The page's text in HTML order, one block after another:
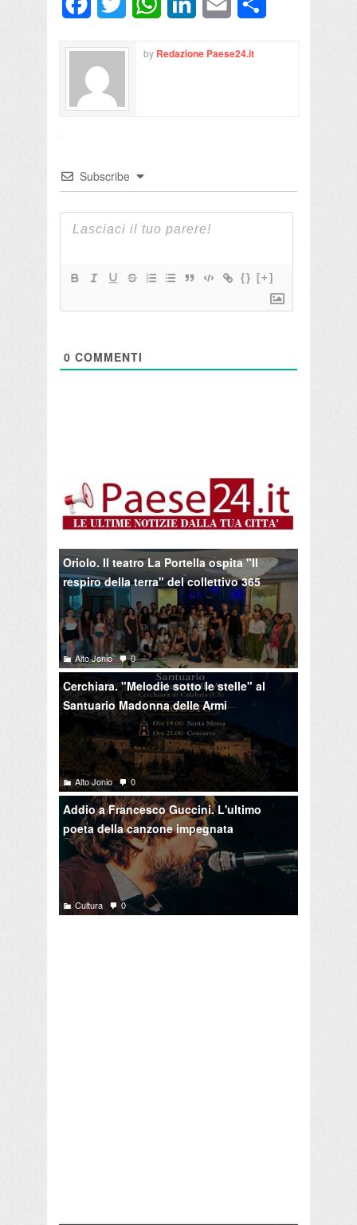
by Redazione Paese24.it
Subscribe
{} [+]
0 COMMENTI
Oriolo. Il teatro La Portella ospita "Il
respiro della terra" del collettivo 365
Alto Jonio 0
Cerchiara. "Melodie sotto le stelle" al
Santuario Madonna delle Armi
Alto Jonio 0
Addio a Francesco Guccini. L'ultimo
poeta della canzone impegnata
Cultura 0